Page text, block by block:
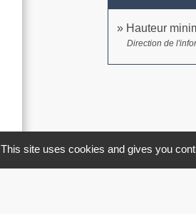
Hauteur
Direction de
This site uses cookies and gives you